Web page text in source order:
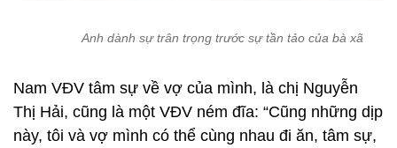
Anh dành sự trân trọng trước sự tần tảo của bà xã
Nam VĐV tâm sự về vợ của mình, là chị Nguyễn
Thị Hải, cũng là một VĐV ném đĩa: “Cũng những dịp
này, tôi và vợ mình có thể cùng nhau đi ăn, tâm sự,